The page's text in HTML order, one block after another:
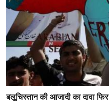
बलूचिस्तान की आजादी का दावा